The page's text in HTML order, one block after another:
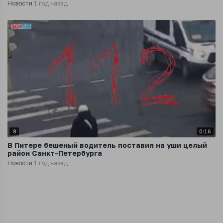
Новости 1 год назад
9 0:16
В Питере бешеный водитель поставил на уши целый
район Санкт-Петербурга
Новости 1 год назад